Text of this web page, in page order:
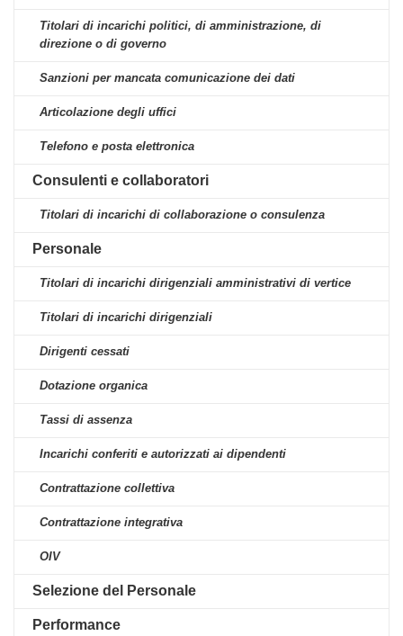
Titolari di incarichi politici, di amministrazione, di
direzione o di governo
Sanzioni per mancata comunicazione dei dati
Articolazione degli uffici
Telefono e posta elettronica
Consulenti e collaboratori
Titolari di incarichi di collaborazione o consulenza
Personale
Titolari di incarichi dirigenziali amministrativi di vertice
Titolari di incarichi dirigenziali
Dirigenti cessati
Dotazione organica
Tassi di assenza
Incarichi conferiti e autorizzati ai dipendenti
Contrattazione collettiva
Contrattazione integrativa
OIV
Selezione del Personale
Performance